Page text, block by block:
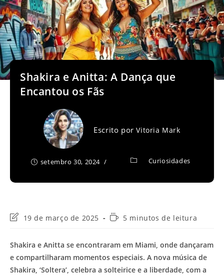
Shakira e Anitta: A Dança que
Encantou os Fãs
Escrito porVitoria Mark
setembro 30, 2024 Curiosidades
Última
post:
19 de março de 2025
Tempo5 minutos de leitura
Shakira e Anitta se encontraram em Miami, onde dançaram
e compartilharam momentos especiais. A nova música de
Shakira, ‘Soltera’, celebra a solteirice e a liberdade, com a